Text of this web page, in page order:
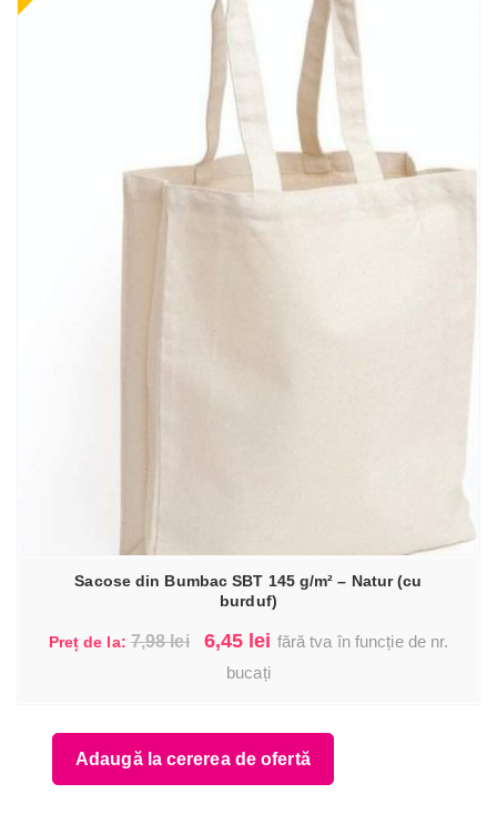
Sacose din Bumbac SBT 145 g/m² – Natur (cu
burduf)
Preț de la: 7,98lei
Prețul
inițial
fost:
7,98 lei.
6,45 lei Prețul
curent
6,45 lei.
fără tva în funcție de nr.
bucați
Adaugă la cererea de ofertă